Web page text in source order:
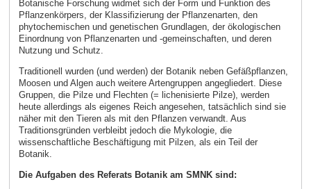
Botanische Forschung widmet sich der Form und Funktion des
Pflanzenkörpers, der Klassifizierung der Pflanzenarten, den
phytochemischen und genetischen Grundlagen, der ökologischen
Einordnung von Pflanzenarten und -gemeinschaften, und deren
Nutzung und Schutz.
Traditionell wurden (und werden) der Botanik neben Gefäßpflanzen,
Moosen und Algen auch weitere Artengruppen angegliedert. Diese
Gruppen, die Pilze und Flechten (= lichenisierte Pilze), werden
heute allerdings als eigenes Reich angesehen, tatsächlich sind sie
näher mit den Tieren als mit den Pflanzen verwandt. Aus
Traditionsgründen verbleibt jedoch die Mykologie, die
wissenschaftliche Beschäftigung mit Pilzen, als ein Teil der
Botanik.
Die Aufgaben des Referats Botanik am SMNK sind: